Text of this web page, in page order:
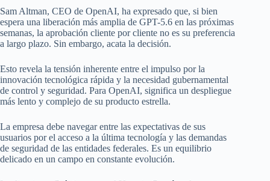
Sam Altman, CEO de OpenAI, ha expresado que, si bien
espera una liberación más amplia de GPT-5.6 en las próximas
semanas, la aprobación cliente por cliente no es su preferencia
a largo plazo. Sin embargo, acata la decisión.
Esto revela la tensión inherente entre el impulso por la
innovación tecnológica rápida y la necesidad gubernamental
de control y seguridad. Para OpenAI, significa un despliegue
más lento y complejo de su producto estrella.
La empresa debe navegar entre las expectativas de sus
usuarios por el acceso a la última tecnología y las demandas
de seguridad de las entidades federales. Es un equilibrio
delicado en un campo en constante evolución.